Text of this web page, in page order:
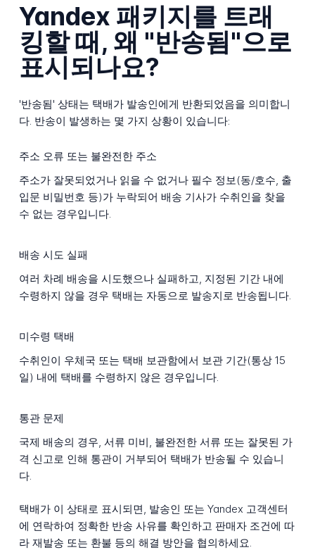
Yandex 패키지를 트래
킹할 때, 왜 "반송됨"으로
표시되나요?
'반송됨' 상태는 택배가 발송인에게 반환되었음을 의미합니
다. 반송이 발생하는 몇 가지 상황이 있습니다:
주소 오류 또는 불완전한 주소
주소가 잘못되었거나 읽을 수 없거나 필수 정보(동/호수, 출
입문 비밀번호 등)가 누락되어 배송 기사가 수취인을 찾을
수 없는 경우입니다.
배송 시도 실패
여러 차례 배송을 시도했으나 실패하고, 지정된 기간 내에
수령하지 않을 경우 택배는 자동으로 발송지로 반송됩니다.
미수령 택배
수취인이 우체국 또는 택배 보관함에서 보관 기간(통상 15
일) 내에 택배를 수령하지 않은 경우입니다.
통관 문제
국제 배송의 경우, 서류 미비, 불완전한 서류 또는 잘못된 가
격 신고로 인해 통관이 거부되어 택배가 반송될 수 있습니
다.
택배가 이 상태로 표시되면, 발송인 또는 Yandex 고객센터
에 연락하여 정확한 반송 사유를 확인하고 판매자 조건에 따
라 재발송 또는 환불 등의 해결 방안을 협의하세요.